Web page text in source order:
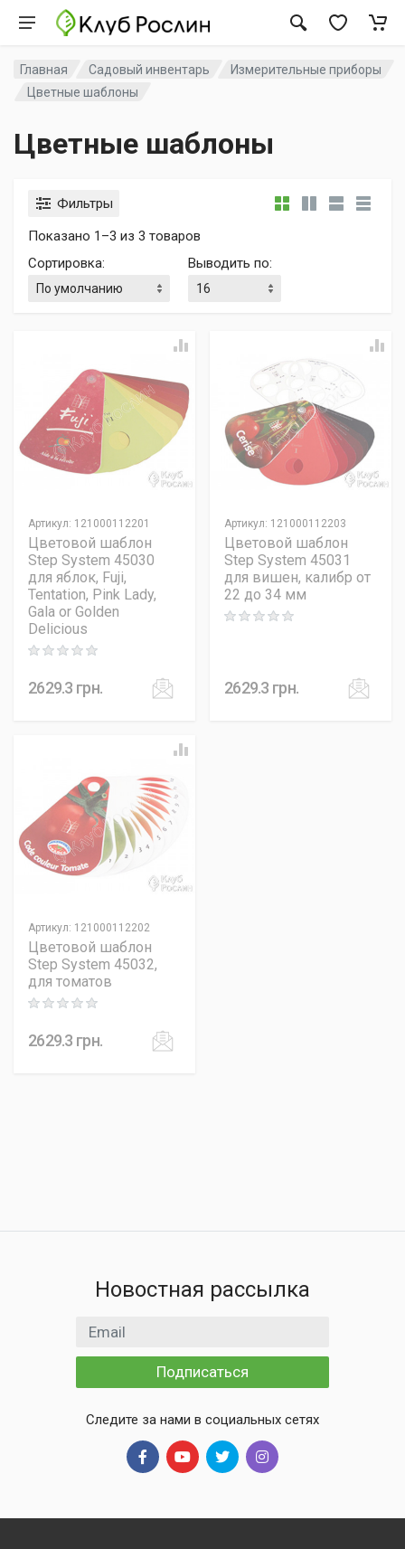
Главная Садовый инвентарь
Измерительные приборы
Цветные шаблоны
Цветные шаблоны
Фильтры
Показано 1–3 из 3 товаров
Сортировка: Выводить по:
Артикул: 121000112201
Цветовой шаблон
Step System 45030
для яблок, Fuji,
Tentation, Pink Lady,
Gala or Golden
Delicious
Rating: 0 out of 5
2629.3 грн.
Артикул: 121000112203
Цветовой шаблон
Step System 45031
для вишен, калибр от
22 до 34 мм
Rating: 0 out of 5
2629.3 грн.
Артикул: 121000112202
Цветовой шаблон
Step System 45032,
для томатов
Rating: 0 out of 5
2629.3 грн.
Новостная рассылка
Email адрес
Подписаться
Следите за нами в социальных сетях